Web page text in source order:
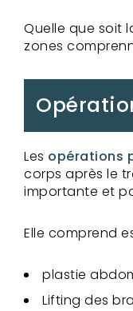
Quelle que soit
zones
Les opérations
corps après le
importante et
Elle comprend
plastie
Lifting des